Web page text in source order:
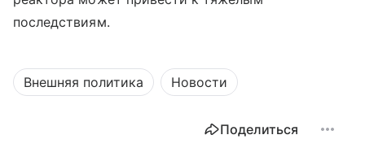
последствиям.
Внешняя политика Новости
Поделиться